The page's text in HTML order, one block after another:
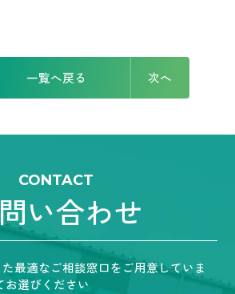
一覧へ戻る 次へ
CONTACT
い合わせ
最適なご相談窓口をご用意していま
お選びください